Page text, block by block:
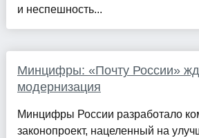
и неспешность...
Минцифры: «Почту России»
модернизация
Минцифры России разработало
законопроект, нацеленный на